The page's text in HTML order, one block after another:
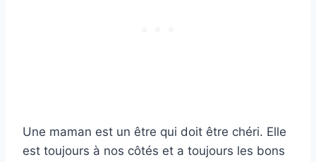
Une maman est un être qui doit être chéri. Elle
est toujours à nos côtés et a toujours les bons